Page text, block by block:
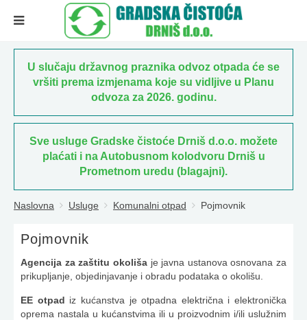
U slučaju državnog praznika odvoz otpada će se
vršiti prema izmjenama koje su vidljive u Planu
odvoza za 2026. godinu.
Sve usluge Gradske čistoće Drniš d.o.o. možete
plaćati i na Autobusnom kolodvoru Drniš u
Prometnom uredu (blagajni).
Naslovna Usluge Komunalni otpad Pojmovnik
Pojmovnik
Agencija za zaštitu okolišaje javna ustanova osnovana za
prikupljanje, objedinjavanje i obradu podataka o okolišu.
EE otpad iz kućanstva je otpadna električna i elektronička
oprema nastala u kućanstvima ili u proizvodnim i/ili uslužnim